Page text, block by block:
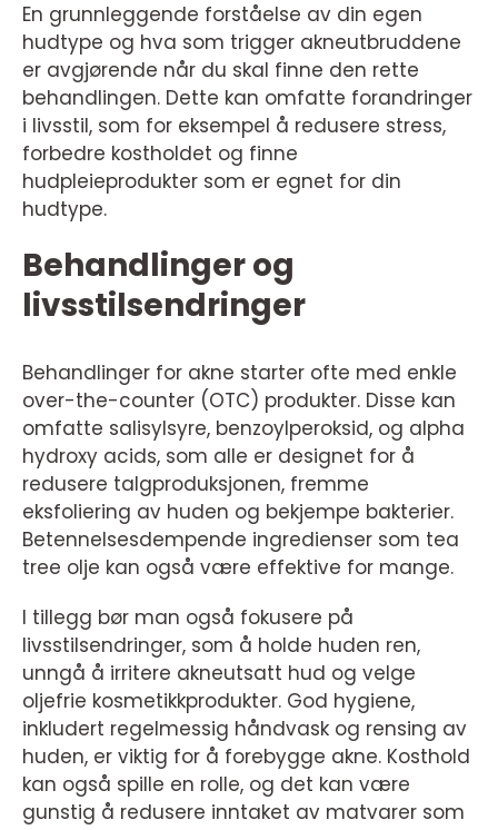
En grunnleggende forståelse av din egen
hudtype og hva som trigger akneutbruddene
er avgjørende når du skal finne den rette
behandlingen. Dette kan omfatte forandringer
i livsstil, som for eksempel å redusere stress,
forbedre kostholdet og finne
hudpleieprodukter som er egnet for din
hudtype.
Behandlinger og
livsstilsendringer
Behandlinger for akne starter ofte med enkle
over-the-counter (OTC) produkter. Disse kan
omfatte salisylsyre, benzoylperoksid, og alpha
hydroxy acids, som alle er designet for å
redusere talgproduksjonen, fremme
eksfoliering av huden og bekjempe bakterier.
Betennelsesdempende ingredienser som tea
tree olje kan også være effektive for mange.
I tillegg bør man også fokusere på
livsstilsendringer, som å holde huden ren,
unngå å irritere akneutsatt hud og velge
oljefrie kosmetikkprodukter. God hygiene,
inkludert regelmessig håndvask og rensing av
huden, er viktig for å forebygge akne. Kosthold
kan også spille en rolle, og det kan være
gunstig å redusere inntaket av matvarer som